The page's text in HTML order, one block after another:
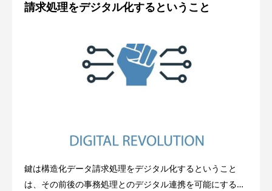
す。
請求処理をデジタル化するということ
鍵は構造化データ請求処理をデジタル化するということ
は、その前後の事務処理とのデジタル連携を可能にすると